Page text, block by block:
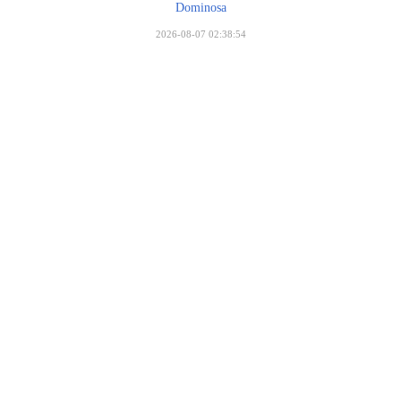
Dominosa
2026-08-07 02:38:54